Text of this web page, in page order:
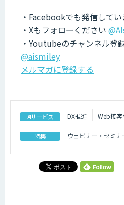
・Facebookでも発信して
・Xもフォローください
・Youtubeのチャンネル登
@aismiley
メルマガに登録する
AIサービス DX推進 Web接客
特集 ウェビナー・セミナ